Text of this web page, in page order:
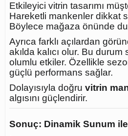
Etkileyici vitrin tasarımı
Hareketli mankenler dikkat
Böylece mağaza önünde
Ayrıca farklı açılardan
akılda kalıcı olur. Bu durum
olumlu etkiler. Özellikle
güçlü performans sağlar.
Dolayısıyla doğru vitrin
algısını güçlendirir.
Sonuç: Dinamik Sunum